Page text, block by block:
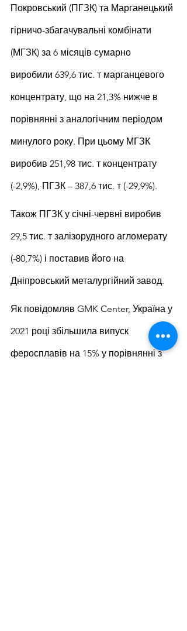
Покровський (ПГЗК) та Марганецький
гірничо-збагачувальні комбінати
(МГЗК) за 6 місяців сумарно
виробили 639,6 тис. т марганцевого
концентрату, що на 21,3% нижче в
порівнянні з аналогічним періодом
минулого року. При цьому МГЗК
виробив 251,98 тис. т концентрату
(-2,9%), ПГЗК – 387,6 ​​тис. т (-29,9%).
Також ПГЗК у січні-червні виробив
29,5 тис. т залізорудного агломерату
(-80,7%) і поставив його на
Дніпровський металургійний завод.
Як повідомляв GMK Center, Україна у
2021 році збільшила випуск
феросплавів на 15% у порівнянні з